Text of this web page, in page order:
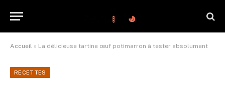
Accueil » La délicieuse tartine œuf potimarron à tester absolument
RECETTES